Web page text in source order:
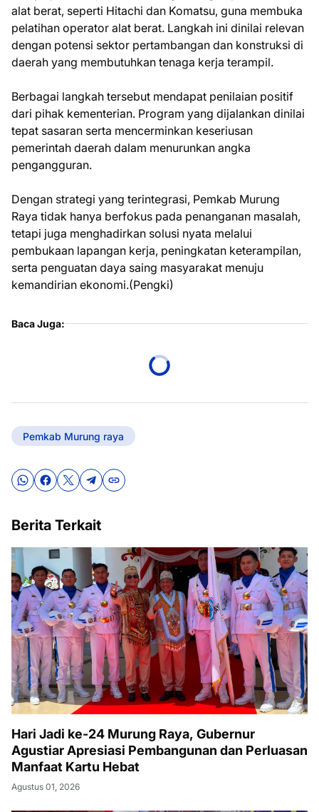
alat berat, seperti Hitachi dan Komatsu, guna membuka
pelatihan operator alat berat. Langkah ini dinilai relevan
dengan potensi sektor pertambangan dan konstruksi di
daerah yang membutuhkan tenaga kerja terampil.
Berbagai langkah tersebut mendapat penilaian positif
dari pihak kementerian. Program yang dijalankan dinilai
tepat sasaran serta mencerminkan keseriusan
pemerintah daerah dalam menurunkan angka
pengangguran.
Dengan strategi yang terintegrasi, Pemkab Murung
Raya tidak hanya berfokus pada penanganan masalah,
tetapi juga menghadirkan solusi nyata melalui
pembukaan lapangan kerja, peningkatan keterampilan,
serta penguatan daya saing masyarakat menuju
kemandirian ekonomi.(Pengki)
Baca Juga:
Pemkab Murung raya
Berita Terkait
Hari Jadi ke-24 Murung Raya, Gubernur
Agustiar Apresiasi Pembangunan dan Perluasan
Manfaat Kartu Hebat
Agustus 01, 2026